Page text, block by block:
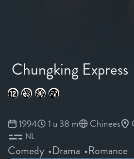
Chungking Express
1994 1 u 38 m Chinees
NL
Comedy Drama
Romance